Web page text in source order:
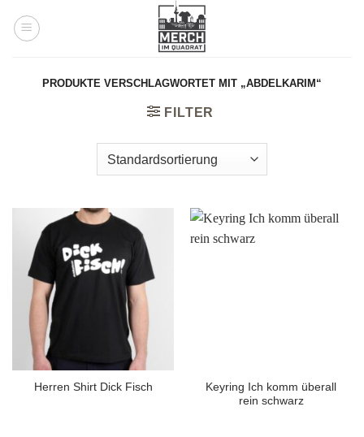
Inhalt
PRODUKTE VERSCHLAGWORTET MIT „ABDELKARIM“
FILTER
Herren Shirt Dick Fisch
Keyring Ich komm überall
rein schwarz